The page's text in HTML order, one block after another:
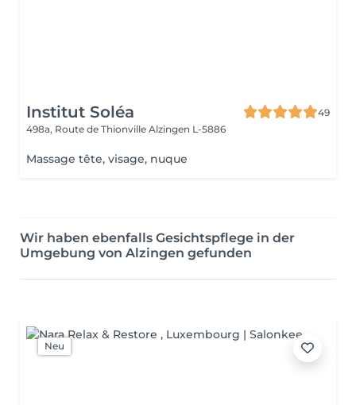
Institut Soléa
49
498a, Route de Thionville Alzingen L-5886
Massage tête, visage, nuque
Wir haben ebenfalls Gesichtspflege in der
Umgebung von Alzingen gefunden
Neu